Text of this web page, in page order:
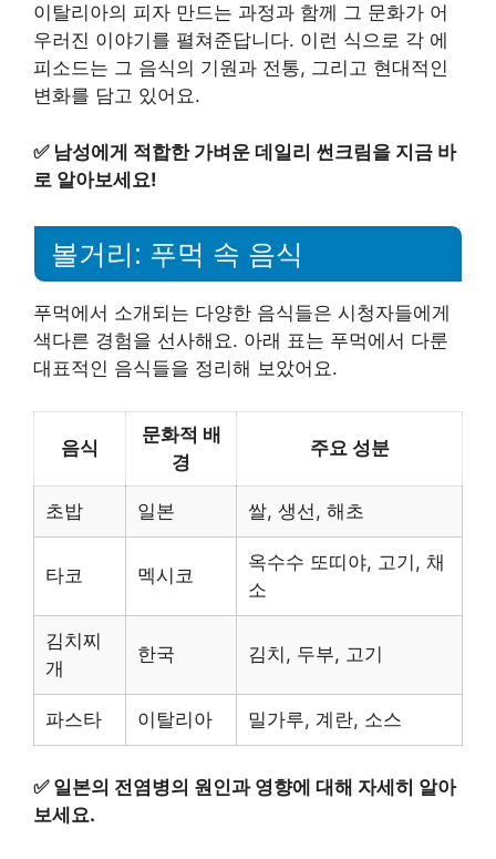
이탈리아의 피자 만드는 과정과 함께 그 문화가 어
우러진 이야기를 펼쳐준답니다. 이런 식으로 각 에
피소드는 그 음식의 기원과 전통, 그리고 현대적인
변화를 담고 있어요.
✅ 남성에게 적합한 가벼운 데일리 썬크림을 지금 바
로 알아보세요!
볼거리: 푸먹 속 음식
푸먹에서 소개되는 다양한 음식들은 시청자들에게
색다른 경험을 선사해요. 아래 표는 푸먹에서 다룬
대표적인 음식들을 정리해 보았어요.
음식
문화적 배
경
주요 성분
초밥 일본 쌀, 생선, 해초
타코 멕시코
옥수수 또띠야, 고기, 채
소
김치찌
개
한국 김치, 두부, 고기
파스타 이탈리아 밀가루, 계란, 소스
✅ 일본의 전염병의 원인과 영향에 대해 자세히 알아
보세요.